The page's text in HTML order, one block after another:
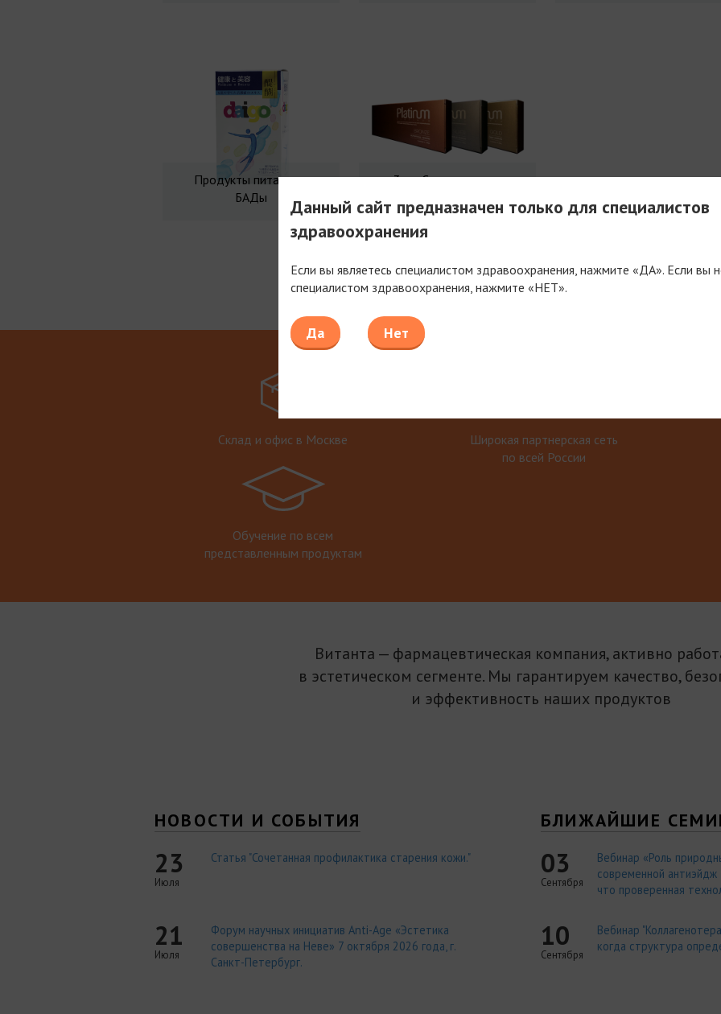
Продукты питания и
БАДы
3 мл Совершенства
Мы работаем только с компаниями, имеющими
Склад и офис в Москве
Широкая партнерская сеть
по всей России
Обучение по всем
представленным продуктам
Витанта — фармацевтическая компания, активно
в эстетическом сегменте. Мы гарантируем качество,
и эффективность наших продуктов
НОВОСТИ И СОБЫТИЯ
23
Июля
Статья "Сочетанная профилактика старения кожи."
21
Июля
Форум научных инициатив Anti-Age «Эстетика
совершенства на Неве» 7 октября 2026 года, г.
Санкт-Петербург.
БЛИЖАЙШИЕ
03
Сентября
Вебинар «Роль
современной
что проверенная
10
Сентября
Вебинар
когда структура
Данный сайт предназначен только для специалистов
здравоохранения
Если вы являетесь специалистом здравоохранения, нажмите «ДА». Если вы
специалистом здравоохранения, нажмите «НЕТ».
Да Нет